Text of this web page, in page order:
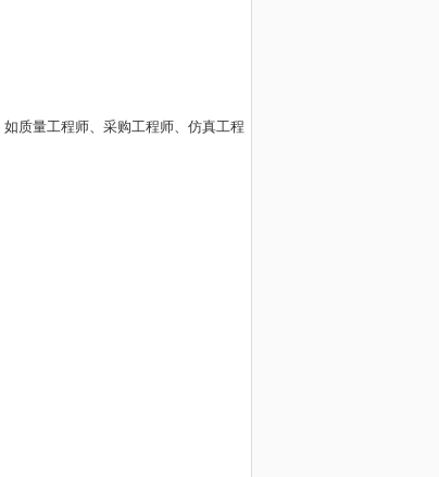
质量工程师、采购工程师、仿真工程